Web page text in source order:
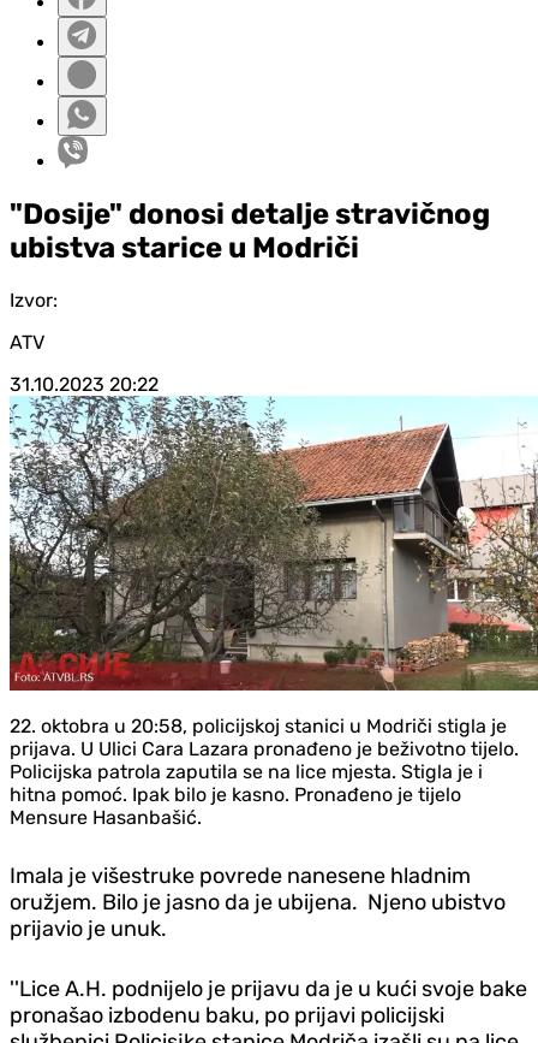
"Dosije" donosi detalje stravičnog
ubistva starice u Modriči
Izvor:
ATV
31.10.2023 20:22
22. oktobra u 20:58, policijskoj stanici u Modriči stigla je
prijava. U Ulici Cara Lazara pronađeno je beživotno tijelo.
Policijska patrola zaputila se na lice mjesta. Stigla je i
hitna pomoć. Ipak bilo je kasno. Pronađeno je tijelo
Mensure Hasanbašić.
Imala je višestruke povrede nanesene hladnim
oružjem. Bilo je jasno da je ubijena. Njeno ubistvo
prijavio je unuk.
''Lice A.H. podnijelo je prijavu da je u kući svoje bake
pronašao izbodenu baku, po prijavi policijski